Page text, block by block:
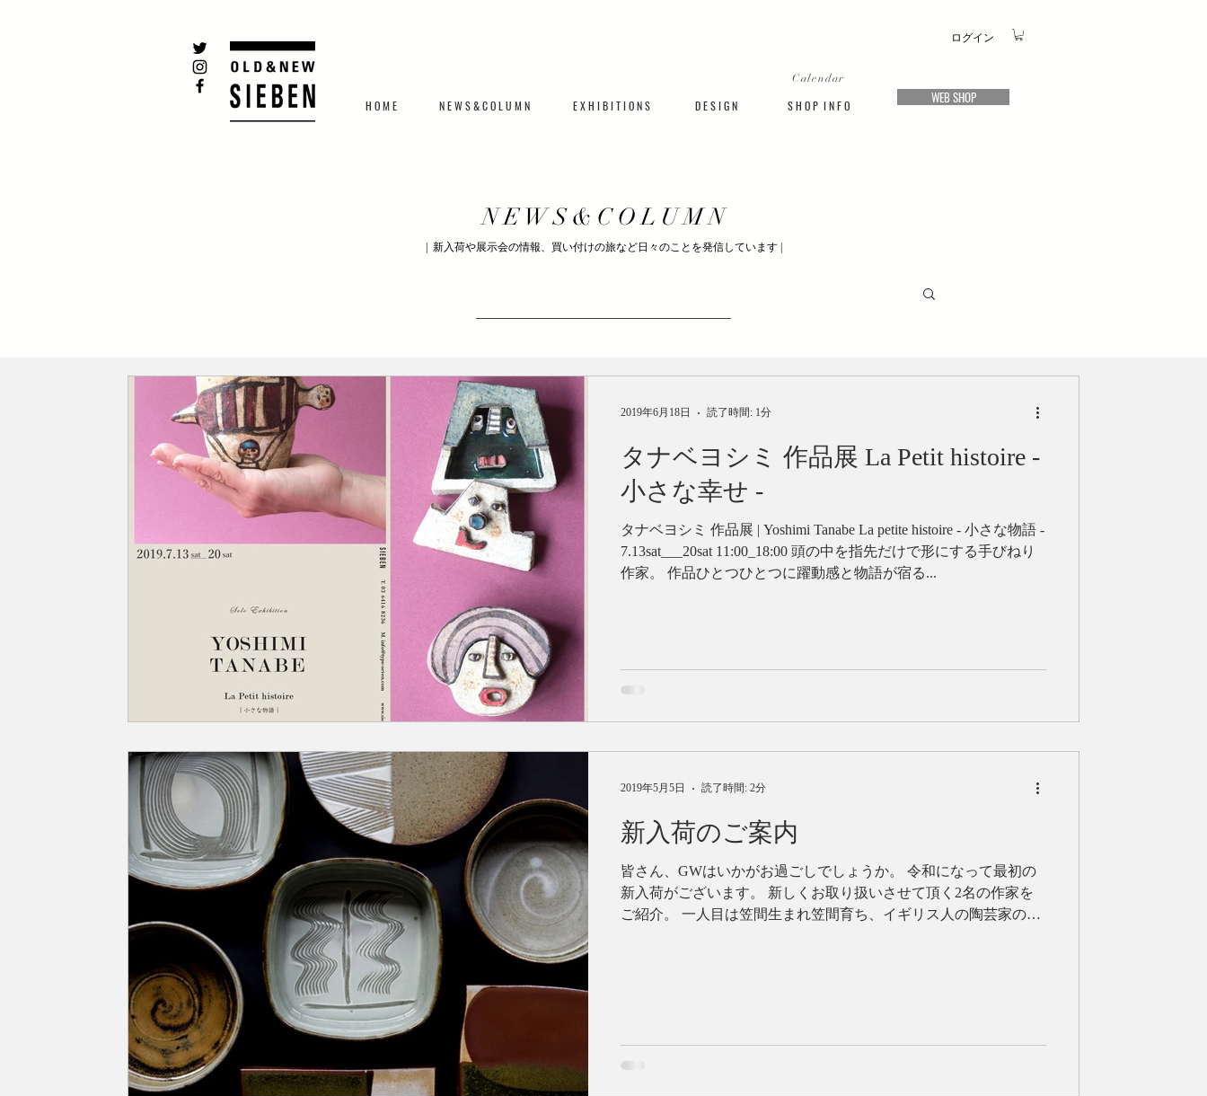
ログイン
Calendar
H O M E N E W S & C O L U M N ​E X H I B I T I O N S D E S I G N S H O P I N F O WEB SHOP
​N E W S & C O L U M N
| 新入荷や展示会の情報、買い付けの旅など日々のことを発信しています |
タナベヨシミ 作品展 La Petit histoire -
小さな幸せ -
タナベヨシミ 作品展 | Yoshimi Tanabe La petite histoire - 小さな物語 -
7.13sat___20sat 11:00_18:00 頭の中を指先だけで形にする手びねり
作家。 作品ひとつひとつに躍動感と物語が宿る...
2019年6月18日 読了時間: 1分
新入荷のご案内
皆さん、GWはいかがお過ごしでしょうか。 令和になって最初の
新入荷がございます。 新しくお取り扱いさせて頂く2名の作家を
ご紹介。 一人目は笠間生まれ笠間育ち、 イギリス人の陶芸家の父
2019年5月5日 読了時間: 2分